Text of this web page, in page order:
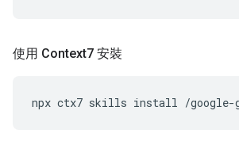
使用 Context7 安裝
npx ctx7 skills install /